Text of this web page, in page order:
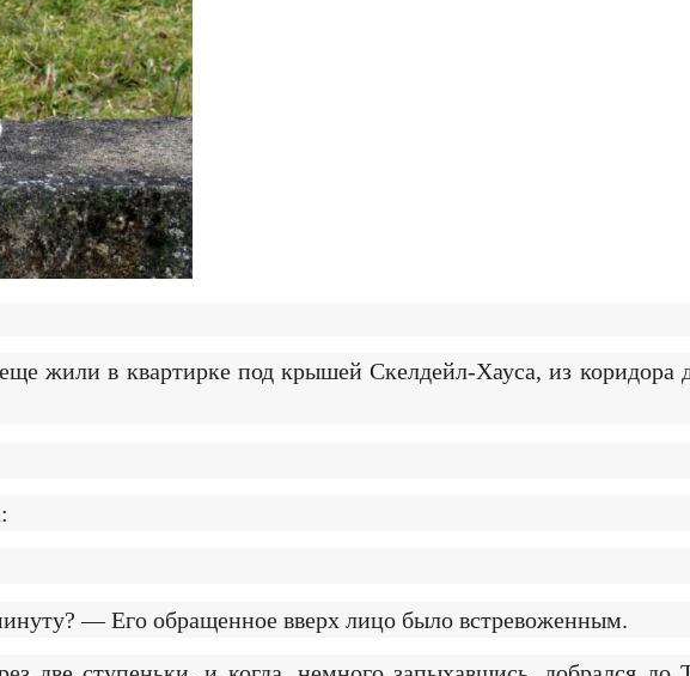
жили в квартирке под крышей Скелдейл-Хауса, из коридора
— Его обращенное вверх лицо было встревоженным.